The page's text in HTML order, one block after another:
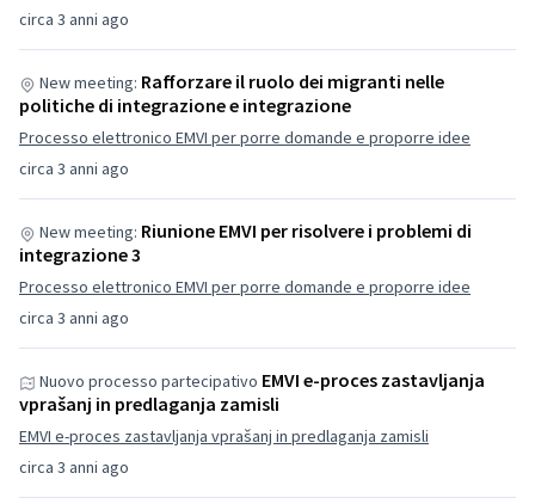
circa 3 anni ago
circa 3 anni ago
New meeting: Rafforzare il ruolo dei migranti nelle
politiche di integrazione e integrazione
Processo elettronico EMVI per porre domande e proporre idee
circa 3 anni ago
New meeting: Riunione EMVI per risolvere i problemi di
integrazione 3
Processo elettronico EMVI per porre domande e proporre idee
circa 3 anni ago
Nuovo processo partecipativo EMVI e-proces zastavljanja
vprašanj in predlaganja zamisli
EMVI e-proces zastavljanja vprašanj in predlaganja zamisli